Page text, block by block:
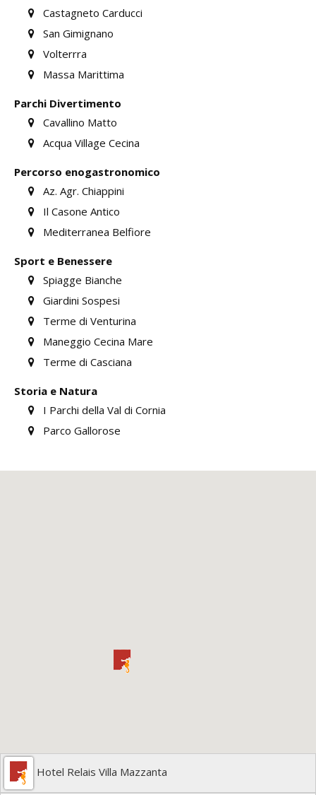
Castagneto Carducci
San Gimignano
Volterrra
Massa Marittima
Parchi Divertimento
Cavallino Matto
Acqua Village Cecina
Percorso enogastronomico
Az. Agr. Chiappini
Il Casone Antico
Mediterranea Belfiore
Sport e Benessere
Spiagge Bianche
Giardini Sospesi
Terme di Venturina
Maneggio Cecina Mare
Terme di Casciana
Storia e Natura
I Parchi della Val di Cornia
Parco Gallorose
Hotel Relais Villa Mazzanta